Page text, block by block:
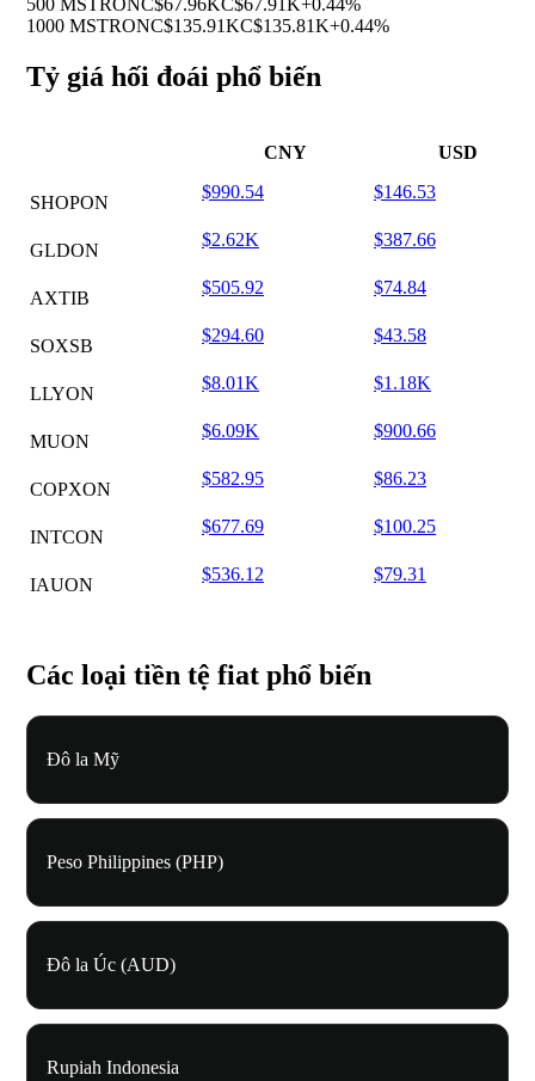
500 MSTRONC$67.96KC$67.91K+0.44%
1000 MSTRONC$135.91KC$135.81K+0.44%
Tỷ giá hối đoái phổ biến
CNY USD
SHOPON
$990.54 $146.53
GLDON
$2.62K $387.66
AXTIB
$505.92 $74.84
SOXSB
$294.60 $43.58
LLYON
$8.01K $1.18K
MUON
$6.09K $900.66
COPXON
$582.95 $86.23
INTCON
$677.69 $100.25
IAUON
$536.12 $79.31
Các loại tiền tệ fiat phổ biến
Đô la Mỹ
Peso Philippines (PHP)
Đô la Úc (AUD)
Rupiah Indonesia